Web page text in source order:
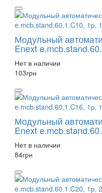
Модульный
Enext
Нет в наличии
103грн
Модульный
Enext
Нет в наличии
84грн